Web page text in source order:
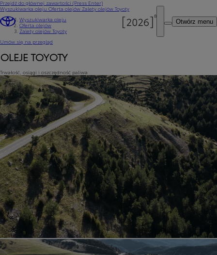
Przejdź do głównej zawartości (Press Enter)
Otwórz menu
Wyszukiwarka oleju Oferta olejów Zalety olejów Toyoty
Wyszukiwarka oleju
Oferta olejów
Zalety olejów Toyoty
Umów się na przegląd
OLEJE TOYOTY
Trwałość, osiągi i oszczędność paliwa